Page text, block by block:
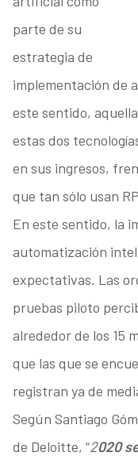
parte de su
estrategia de
implementación de
este sentido,
estas dos
en sus ingresos,
que tan sólo usan
En este sentido, la
automatización
expectativas. Las
pruebas piloto
alrededor de los 15
que las que se
registran ya de
Según Santiago
de Deloitte, “2020